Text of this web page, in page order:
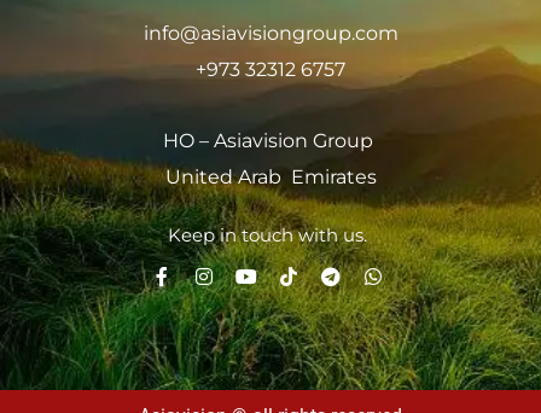
info@asiavisiongroup.com
+973 32312 6757
HO – Asiavision Group
United Arab Emirates
Keep in touch with us.